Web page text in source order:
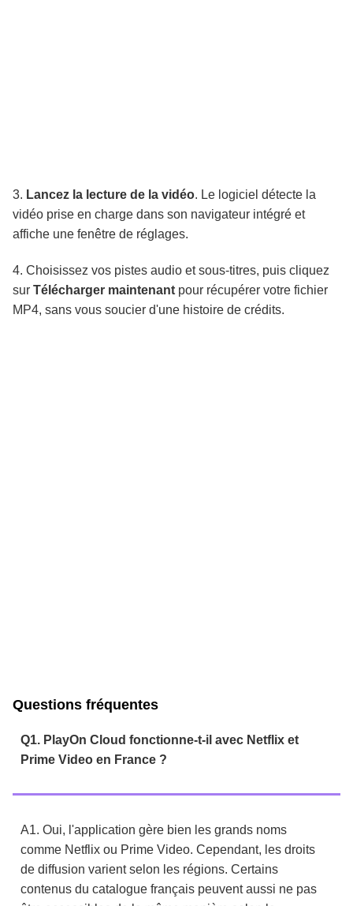
3. Lancez la lecture de la vidéo. Le logiciel détecte la
vidéo prise en charge dans son navigateur intégré et
affiche une fenêtre de réglages.
4. Choisissez vos pistes audio et sous-titres, puis cliquez
sur Télécharger maintenant pour récupérer votre fichier
MP4, sans vous soucier d'une histoire de crédits.
Questions fréquentes
Q1. PlayOn Cloud fonctionne-t-il avec Netflix et
Prime Video en France ?
A1. Oui, l'application gère bien les grands noms
comme Netflix ou Prime Video. Cependant, les droits
de diffusion varient selon les régions. Certains
contenus du catalogue français peuvent aussi ne pas